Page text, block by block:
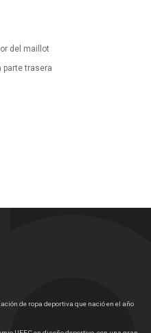
del maillot
parte trasera
de ropa deportiva que nació en el año